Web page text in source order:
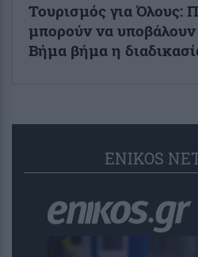
Τουρισμός για Όλους:
μπορούν να
Βήμα βήμα η
ENIKOS